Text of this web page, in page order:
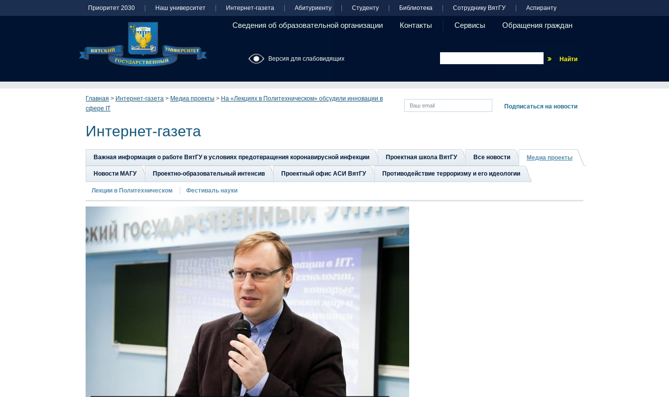
Приоритет 2030 Наш университет Интернет-газета Абитуриенту Студенту Библиотека Сотруднику ВятГУ Аспиранту
Сведения об образовательной организации Контакты Сервисы Обращения граждан
Версия для слабовидящих
Главная > Интернет-газета > Медиа проекты > На «Лекциях в Политехническом» обсудили инновации в
сфере IT
Интернет-газета
Важная информация о работе ВятГУ в условиях предотвращения коронавирусной инфекции Проектная школа ВятГУ Все новости Медиа проекты
Новости МАГУ Проектно-образовательный интенсив Проектный офис АСИ ВятГУ Противодействие терроризму и его идеологии
Лекции в Политехническом Фестиваль науки